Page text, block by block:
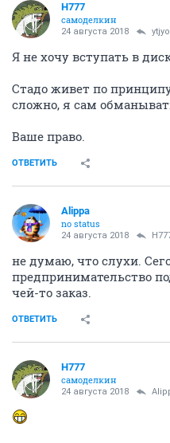
H777
самоделкин
24 августа 2018
Я не хочу вступать в
Стадо живет по
сложно, я сам
Ваше право.
ОТВЕТИТЬ
Alippa
no status
24 августа 2018
не думаю, что слухи.
предпринимательство
чей-то заказ.
ОТВЕТИТЬ
H777
самоделкин
24 августа 2018